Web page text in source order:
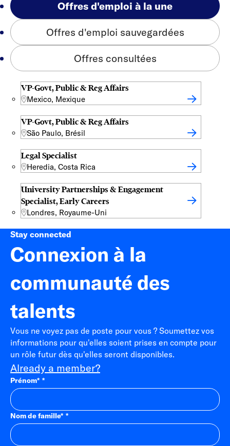
Offres d'emploi à la une
Offres d'emploi sauvegardées
Offres consultées
VP-Govt, Public & Reg Affairs
Mexico, Mexique
VP-Govt, Public & Reg Affairs
São Paulo, Brésil
Legal Specialist
Heredia, Costa Rica
University Partnerships & Engagement
Specialist, Early Careers
Londres, Royaume-Uni
Stay connected
Connexion à la
communauté des
talents
Vous ne voyez pas de poste pour vous ? Soumettez vos
informations pour qu'elles soient prises en compte pour
un rôle futur dès qu'elles seront disponibles.
Already a member?
Prénom*
Nom de famille*